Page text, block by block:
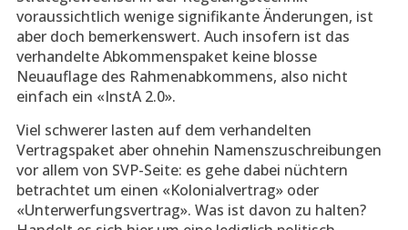
voraussichtlich wenige signifikante Änderungen, ist
aber doch bemerkenswert. Auch insofern ist das
verhandelte Abkommenspaket keine blosse
Neuauflage des Rahmenabkommens, also nicht
einfach ein «InstA 2.0».
Viel schwerer lasten auf dem verhandelten
Vertragspaket aber ohnehin Namenszuschreibungen
vor allem von SVP-Seite: es gehe dabei nüchtern
betrachtet um einen «Kolonialvertrag» oder
«Unterwerfungsvertrag». Was ist davon zu halten?